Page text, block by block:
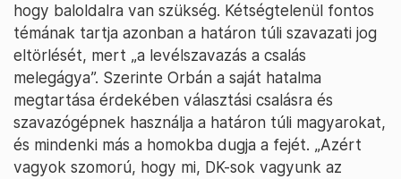
hogy baloldalra van szükség. Kétségtelenül fontos
témának tartja azonban a határon túli szavazati jog
eltörlését, mert „a levélszavazás a csalás
melegágya”. Szerinte Orbán a saját hatalma
megtartása érdekében választási csalásra és
szavazógépnek használja a határon túli magyarokat,
és mindenki más a homokba dugja a fejét. „Azért
vagyok szomorú, hogy mi, DK-sok vagyunk az